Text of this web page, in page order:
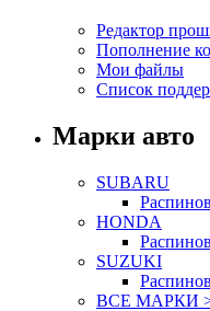
Редактор
Пополнение
Мои файлы
Список
Марки авто
SUBARU
HONDA
SUZUKI
ВСЕ МАРКИ